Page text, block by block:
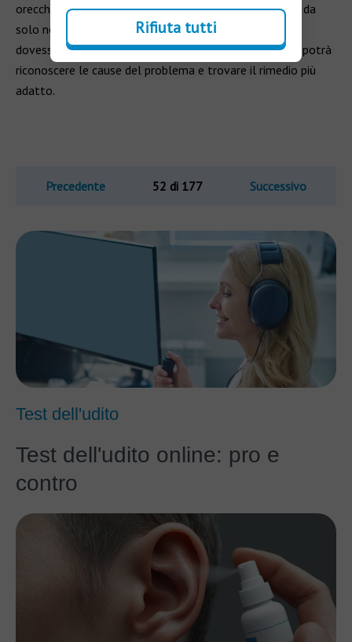
orecchie è un disturbo passeggero, che tende a svanire da
solo nel giro di poco tempo. Qualora però il problema
dovesse persistere, bisognaconsultare un medico, che potrà
riconoscere le cause del problema e trovare il rimedio più
adatto.
Precedente 52 di 177 Successivo
Test dell'udito
Test dell'udito online: pro e
contro
Rifiuta tutti